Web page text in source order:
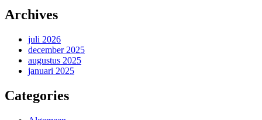
Archives
juli 2026
december 2025
augustus 2025
januari 2025
Categories